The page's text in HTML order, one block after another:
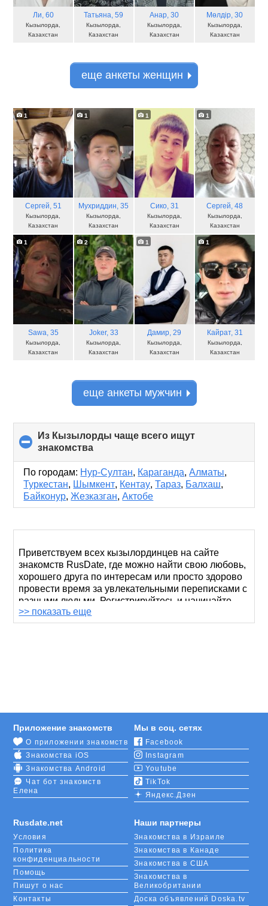
Ли, 60
Кызылорда,
Казахстан
Татьяна, 59
Кызылорда,
Казахстан
Анар, 30
Кызылорда,
Казахстан
Мөлдір, 30
Кызылорда,
Казахстан
еще анкеты женщин
1
Сергей, 51
Кызылорда,
Казахстан
1
Мухриддин, 35
Кызылорда,
Казахстан
1
Сико, 31
Кызылорда,
Казахстан
1
Сергей, 48
Кызылорда,
Казахстан
1
Sawa, 35
Кызылорда,
Казахстан
2
Joker, 33
Кызылорда,
Казахстан
1
Дамир, 29
Кызылорда,
Казахстан
1
Кайрат, 31
Кызылорда,
Казахстан
еще анкеты мужчин
Из Кызылорды чаще всего ищут
знакомства
to
collapse
contents
По городам: Нур-Султан, Караганда,Алматы,
Туркестан, Шымкент, Кентау,Тараз, Балхаш,
Байконур,Жезказган,Актобе
Приветствуем всех кызылординцев на сайте
знакомств RusDate, где можно найти свою любовь,
хорошего друга по интересам или просто здорово
провести время за увлекательными переписками с
разными людьми. Регистрируйтесь и начинайте
общаться прямо сейчас.
нравится просто заходить на странички
пользователей, кликая на фото. Другие
предпочитают сначала отфильтровать их по
определенным критериям и только потом
выбирать из результатов. Третьи ждут, когда к ним
кто-то зайдет или напишет сообщение.
вы захотите. Спонтанным или запланированным,
приятным или поначалу не очень. Вы всегда
можете заблокировать навязчивого пользователя и
общаться только с теми, кто вам нравится.
>> показать еще
Rusdate.net
Условия
Политика
конфиденциальности
Помощь
Пишут о нас
Контакты
Приложение знакомств
О приложении знакомств
Знакомства iOS
Знакомства Android
Чат бот знакомств
Елена
Мы в соц. сетях
Facebook
Instagram
Youtube
TikTok
Яндекс.Дзен
Наши партнеры
Знакомства в Израиле
Знакомства в Канаде
Знакомства в США
Знакомства в
Великобритании
Доска объявлений Doska.tv